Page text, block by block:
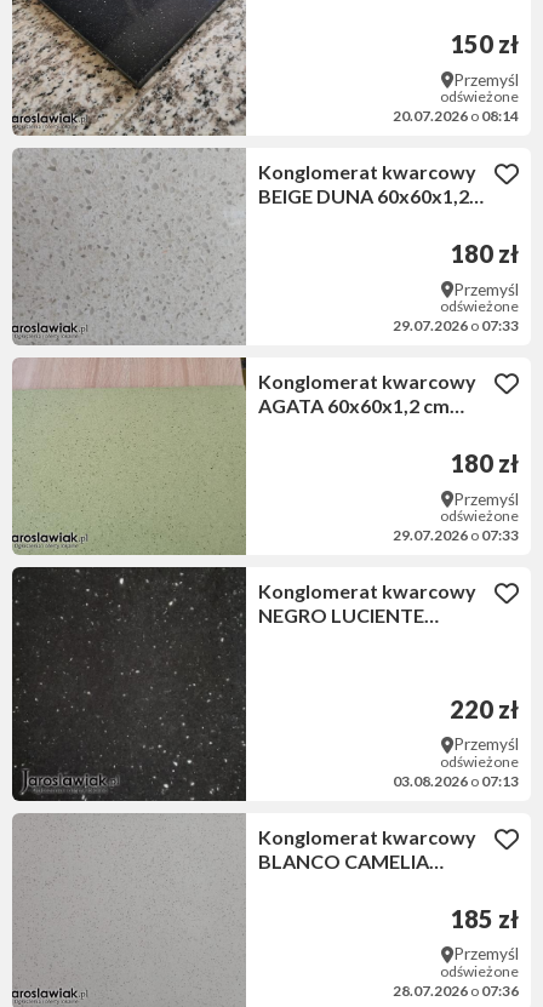
150 zł
Przemyśl
odświeżone
20.07.2026 o 08:14
Konglomerat kwarcowy
BEIGE DUNA 60x60x1,2
180 zł
Przemyśl
odświeżone
29.07.2026 o 07:33
Konglomerat kwarcowy
AGATA 60x60x1,2 cm
180 zł
Przemyśl
odświeżone
29.07.2026 o 07:33
Konglomerat kwarcowy
NEGRO LUCIENTE
220 zł
Przemyśl
odświeżone
03.08.2026 o 07:13
Konglomerat kwarcowy
BLANCO CAMELIA
185 zł
Przemyśl
odświeżone
28.07.2026 o 07:36